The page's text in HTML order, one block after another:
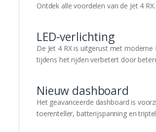
Ontdek alle voordelen van de Jet 4 RX.
LED-verlichting
De Jet 4 RX is uitgerust met
tijdens het rijden verbetert door
Nieuw dashboard
Het geavanceerde dashboard is
toerenteller, batterijspanning en